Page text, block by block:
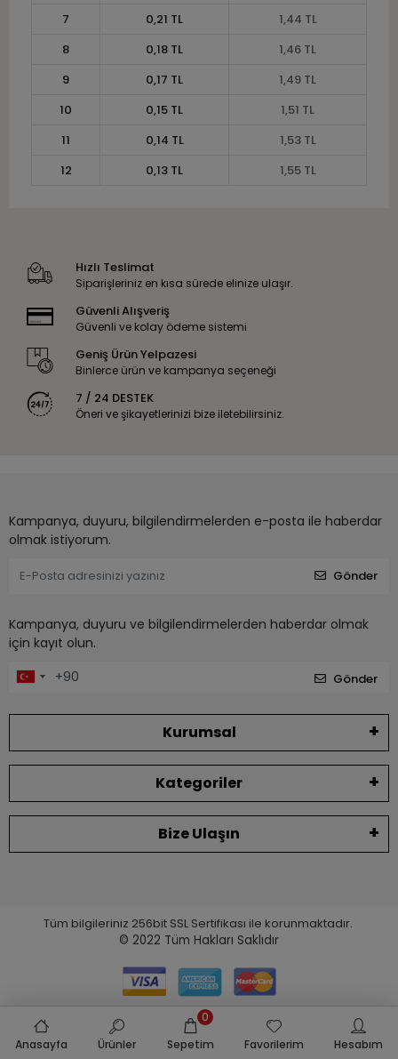
7
0,21 TL
1,44 TL
8
0,18 TL
1,46 TL
9
0,17 TL
1,49 TL
10
0,15 TL
1,51 TL
11
0,14 TL
1,53 TL
12
0,13 TL 1,55 TL
Hızlı Teslimat
Siparişleriniz en kısa sürede elinize ulaşır.
Güvenli Alışveriş
Güvenli ve kolay ödeme sistemi
Geniş Ürün Yelpazesi
Binlerce ürün ve kampanya seçeneği
7 / 24 DESTEK
Öneri ve şikayetlerinizi bize iletebilirsiniz.
Kampanya, duyuru, bilgilendirmelerden e-posta ile haberdar
olmak istiyorum.
Gönder
Kampanya, duyuru ve bilgilendirmelerden haberdar olmak
için kayıt olun.
Gönder
Kurumsal
Kategoriler
Bize Ulaşın
Tüm bilgileriniz 256bit SSL Sertifikası ile korunmaktadır.
© 2022 Tüm Hakları Saklıdır
Anasayfa Ürünler Sepetim
0
Favorilerim
Hesabım